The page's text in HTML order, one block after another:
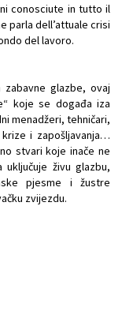
conosciute in tutto il
parla dell’attuale crisi
del lavoro.
zabavne glazbe, ovaj
koje se događa iza
menadžeri, tehničari,
i zapošljavanja…
stvari koje inače ne
živu glazbu,
pjesme i žustre
zvijezdu.